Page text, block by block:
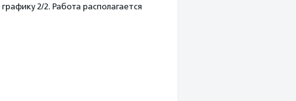
2/2. Работа располагается